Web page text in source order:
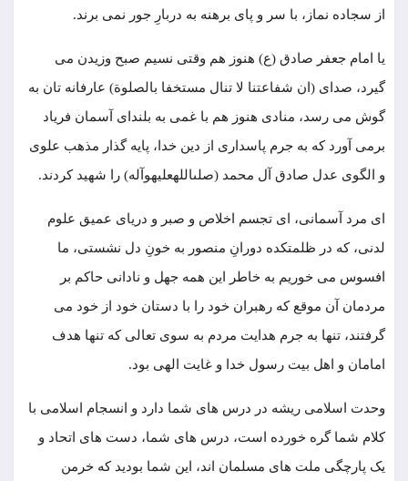
از سجاده نماز، با سر و پای برهنه به دربارِ جور نمی‌ برند.
یا امام جعفر صادق (ع) هنوز هم وقتى نسیم صبح وزیدن مى
‏گیرد، صداى (ان شفاعتنا لا تنال مستخفا بالصلوة) عارفانه تان به
گوش مى‏ رسد، منادى هنوز هم با غمى به بلنداى آسمان فریاد
برمى ‏آورد که به جرم پاسدارى از دین خدا، پایه گذار مذهب علوی
و الگوى عدل صادق آل محمد (صلى‏الله‏علیه‏وآله) را شهید کردند.
ای مرد آسمانی، ای تجسم اخلاص و صبر و دریای عمیق علوم
لدنی، که در ظلمتکده دورانِ منصور به خونِ دل نشستی، ما
افسوس می خوریم به خاطر این همه جهل و نادانی حاکم بر
مردمان آن موقع که رهبران خود را با دستان خود از خود می
گرفتند، تنها به جرم هدایت مردم به سوی تعالی که تنها هدف
امامان و اهل بیت رسول خدا و غایت الهی بود.
وحدت اسلامی ریشه در درس ‏های شما دارد و انسجام اسلامی با
کلام شما گره خورده است، درس‏ های شما، دست ‏های اتحاد و
یک ‏پارچگی ملت ‏های مسلمان ‏اند، این شما بودید که خرمن